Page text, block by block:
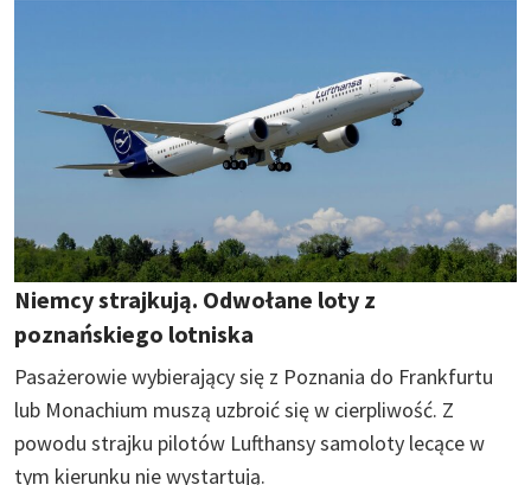
Niemcy strajkują. Odwołane loty z
poznańskiego lotniska
Pasażerowie wybierający się z Poznania do Frankfurtu
lub Monachium muszą uzbroić się w cierpliwość. Z
powodu strajku pilotów Lufthansy samoloty lecące w
tym kierunku nie wystartują.